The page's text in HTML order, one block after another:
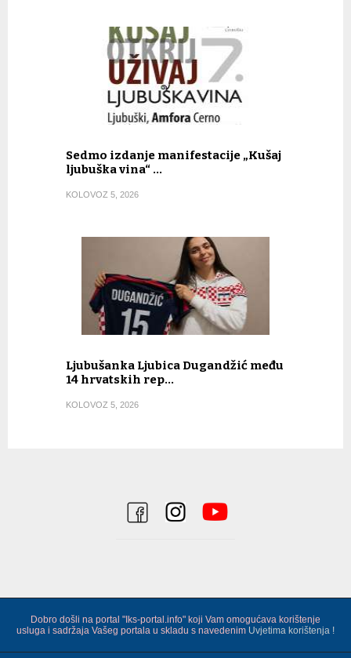
Sedmo izdanje manifestacije „Kušaj
ljubuška vina“ …
KOLOVOZ 5, 2026
Ljubušanka Ljubica Dugandžić među
14 hrvatskih rep…
KOLOVOZ 5, 2026
Dobro došli na portal "Iks-portal.info" koji Vam omogućava korištenje
usluga i sadržaja Vašeg portala u skladu s navedenim Uvjetima korištenja !